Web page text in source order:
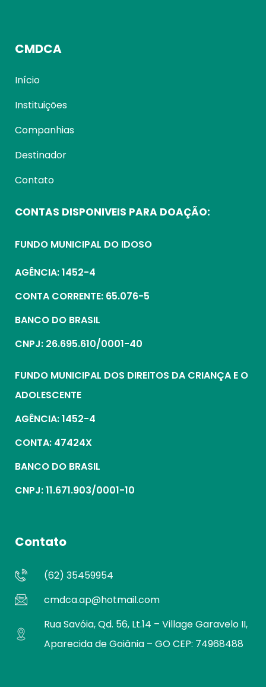
CMDCA
Início
Instituições
Companhias
Destinador
Contato
CONTAS DISPONIVEIS PARA DOAÇÃO:
FUNDO MUNICIPAL DO IDOSO
AGÊNCIA: 1452-4
CONTA CORRENTE: 65.076-5
BANCO DO BRASIL
CNPJ: 26.695.610/0001-40
FUNDO MUNICIPAL DOS DIREITOS DA CRIANÇA E O
ADOLESCENTE
AGÊNCIA: 1452-4
CONTA: 47424X
BANCO DO BRASIL
CNPJ: 11.671.903/0001-10
Contato
(62) 35459954
cmdca.ap@hotmail.com
Rua Savóia, Qd. 56, Lt.14 – Village Garavelo II,
Aparecida de Goiânia – GO CEP: 74968488